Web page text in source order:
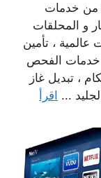
من خدمات
و المحلقات
عالمية ، تأمين
خدمات الفحص
، تبديل غاز
... اقرأ